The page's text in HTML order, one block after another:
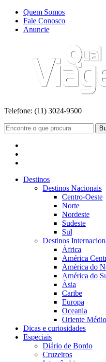
Quem Somos
Fale Conosco
Anuncie
Telefone: (11) 3024-9500
Destinos
Destinos Nacionais
Centro-Oeste
Norte
Nordeste
Sudeste
Sul
Destinos
África
América
América do
América do
Ásia
Caribe
Europa
Oceania
Oriente Médio
Dicas e curiosidades
Especiais
Diário de Bordo
Cruzeiros